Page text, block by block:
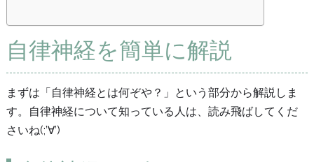
自律神経を簡単に解説
まずは「自律神経とは何ぞや？」という部分から解説しま
す。自律神経について知っている人は、読み飛ばしてくだ
さいね(;’∀’)